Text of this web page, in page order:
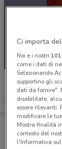
Dewalt
Scade il 31/08
Ci importa
Noi e i nostri
come i dati di
Selezionando
supportino gli
dati da fornire".
disabilitate,
essere rilevanti.
modificare le
Mostra finalità
contesto del
l'Informativa